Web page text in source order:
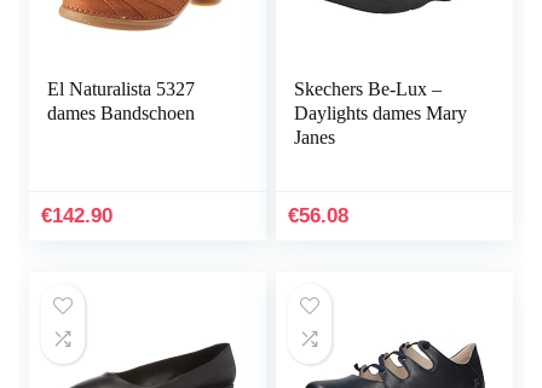
El Naturalista 5327
dames Bandschoen
€142.90
Skechers Be-Lux –
Daylights dames Mary
Janes
€56.08